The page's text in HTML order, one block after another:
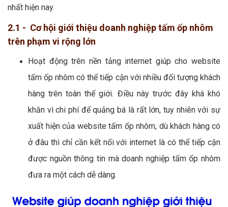
nhất hiện nay.
2.1 - Cơ hội giới thiệu doanh nghiệp tấm ốp nhôm
trên phạm vi rộng lớn
Hoạt động trên nền tảng internet giúp cho website
tấm ốp nhôm có thể tiếp cận với nhiều đối tượng khách
hàng trên toàn thế giới. Điều này trước đây khá khó
khăn vì chi phí để quảng bá là rất lớn, tuy nhiên với sự
xuất hiện của website tấm ốp nhôm, dù khách hàng có
ở đâu thì chỉ cần kết nối với internet là có thể tiếp cận
được nguồn thông tin mà doanh nghiệp tấm ốp nhôm
đưa ra một cách dễ dàng.